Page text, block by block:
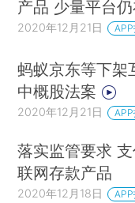
产品 少量平台
2020年12月21日
蚂蚁京东等下架
中概股法案
2020年12月21日
落实监管要求
联网存款产品
2020年12月18日